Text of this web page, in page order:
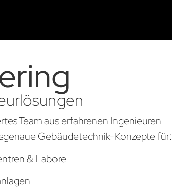
Team aus erfahrenen Ingenieuren
Gebäudetechnik-Konzepte für:
& Labore